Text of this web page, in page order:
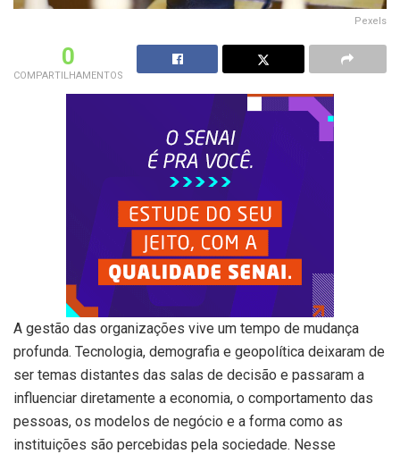
Pexels
0
COMPARTILHAMENTOS
A gestão das organizações vive um tempo de mudança
profunda. Tecnologia, demografia e geopolítica deixaram de
ser temas distantes das salas de decisão e passaram a
influenciar diretamente a economia, o comportamento das
pessoas, os modelos de negócio e a forma como as
instituições são percebidas pela sociedade. Nesse